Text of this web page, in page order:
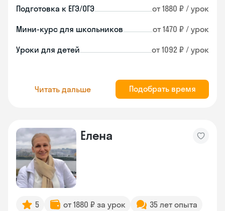
Подготовка к ЕГЭ/ОГЭ от 1880 ₽ / урок
Мини-курс для школьников от 1470 ₽ / урок
Уроки для детей от 1092 ₽ / урок
Читать дальше Подобрать время
Елена
5 от 1880 ₽ за урок
35 лет опыта